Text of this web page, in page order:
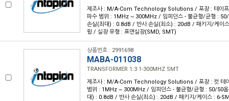
제조사 : M/A-Com Technology Solutions / 포장 : 테이
파수 범위 : 1MHz ~ 300MHz / 임피던스 - 불균형/균형 :
손실(최대) : 0.8dB / 반사 손실(최소) : 20dB / 패키지/케이
윙 / 실장 유형 : 표면실장(SMD, SMT)
상품번호 : 2991698
MABA-011038
TRANSFORMER 1:3 1-300MHZ SMT
제조사 : M/A-Com Technology Solutions / 포장 : 컷 테
범위 : 1MHz ~ 300MHz / 임피던스 - 불균형/균형 : 50/50
대) : 0.8dB / 반사 손실(최소) : 20dB / 패키지/케이스 : 6-